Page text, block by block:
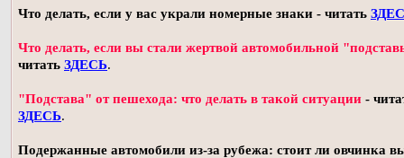
Что делать, если у вас украли номерные знаки - читать
Что делать, если вы стали жертвой автомобильной
читать ЗДЕСЬ.
"Подстава" от пешехода: что делать в такой ситуации -
ЗДЕСЬ.
Подержанные автомобили из-за рубежа: стоит ли овчинка